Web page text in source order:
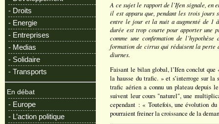
- Droits
- Energie
- Entreprises
- Medias
- Solidaire
- Transports
En débat
- Europe
- L’action politique
A ce sujet le rapport de l’Ifen signale, en
il est apparu que, pendant les trois jours
entre le jour et la nuit a augmenté de 1
durée est trop courte pour apporter une
comme une confirmation de
formation de cirrus qui réduisent la perte
diurnes.
Faisant le bilan global, l’Ifen conclut que
la hausse du trafic. » et s’interroge sur la
trafic aérien a connu un plateau depuis
suivent leur cours "naturel", une
cependant : « Toutefois, une évolution
pourraient freiner la croissance de la